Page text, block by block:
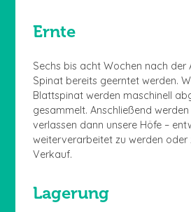
Ernte
Sechs bis acht Wochen nach der
Spinat bereits geerntet werden.
Blattspinat werden maschinell
gesammelt. Anschließend
verlassen dann unsere Höfe –
weiterverarbeitet zu werden oder
Verkauf.
Lagerung